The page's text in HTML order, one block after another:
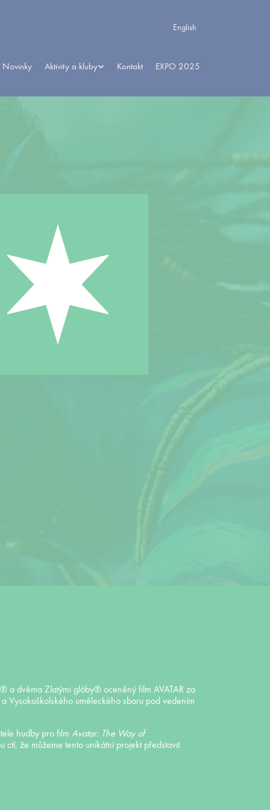
English
Novinky Aktivity a kluby Kontakt EXPO 2025
a dvěma Zlatými glóby® oceněný film AVATAR za
Vysokoškolského uměleckého sboru pod vedením
hudby pro film Avatar: The Way of
že můžeme tento unikátní projekt představit